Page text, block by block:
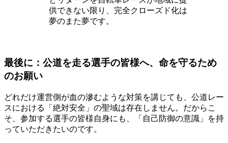
供できない限り、完全クローズド化は
夢のまた夢です。
最後に：公道を走る選手の皆様へ、命を守るため
のお願い
どれだけ運営側が血の滲むような対策を講じても、公道レー
スにおける「絶対安全」の聖域は存在しません。だからこ
そ、参加する選手の皆様自身にも、「自己防御の意識」を持
っていただきたいのです。